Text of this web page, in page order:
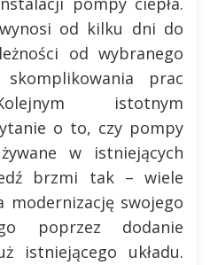
od kilku dni do
od wybranego
prac
istotnym
o to, czy pompy
w istniejących
brzmi tak – wiele
modernizację swojego
poprzez dodanie
istniejącego układu.